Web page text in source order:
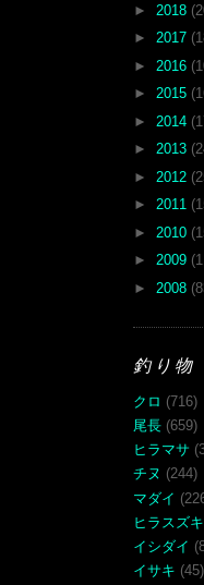
► 2018
► 2017
► 2016
► 2015
► 2014
► 2013
► 2012
► 2011
► 2010
► 2009
► 2008
釣り物
クロ (716)
尾長 (659)
ヒラマサ
チヌ (244)
マダイ
ヒラスズキ
イシダイ
イサキ (45)